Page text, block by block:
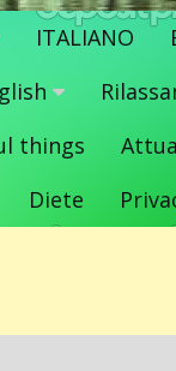
ITALIANO
things
Diete